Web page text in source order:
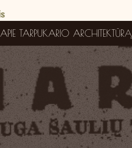
APIE TARPUKARIO ARCHITEKTŪRĄ